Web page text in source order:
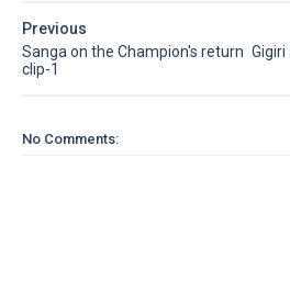
Previous
Sanga on the Champion's return
clip-1
No Comments: